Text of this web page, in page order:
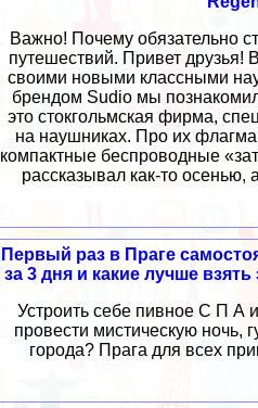
Важно! Почему обязательно
путешествий. Привет друзья!
своими новыми классными
брендом Sudio мы
это стокгольмская фирма,
на наушниках. Про их
компактные беспроводные
рассказывал как-то
Первый раз в Праге
за 3 дня и какие лучше
Устроить себе пивное С П А
провести мистическую ночь,
города? Прага для всех